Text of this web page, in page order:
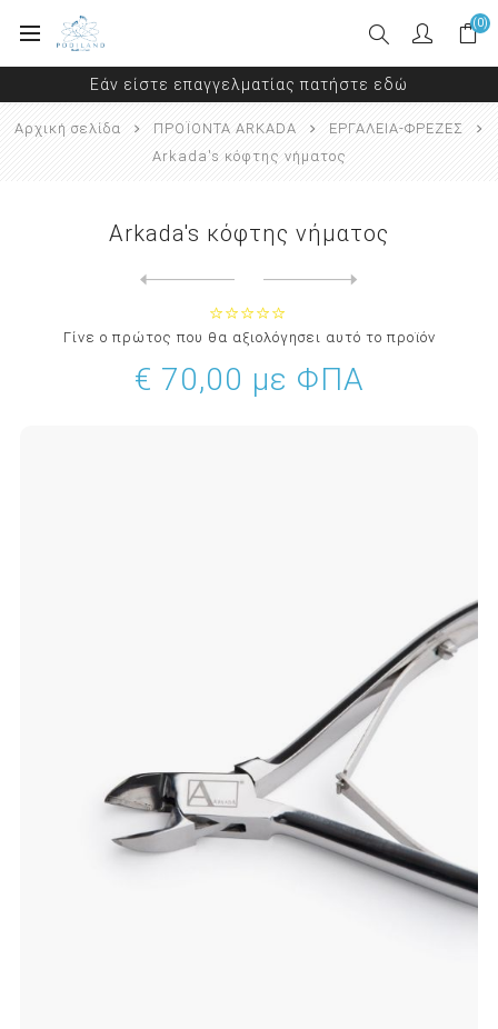
(0)
Εάν είστε επαγγελματίας πατήστε εδώ
Αρχική σελίδα ΠΡΟΪΟΝΤΑ ARKADA
ΕΡΓΑΛΕΙΑ-ΦΡΕΖΕΣ
Arkada's κόφτης νήματος
Arkada's κόφτης νήματος
Γίνε ο πρώτος που θα αξιολόγησει αυτό το προϊόν
€ 70,00 με ΦΠΑ